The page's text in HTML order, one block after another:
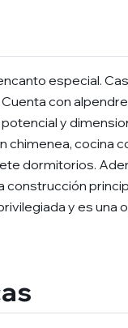
especial.
con
y
chimenea, cocina
dormitorios.
construcción
y es una